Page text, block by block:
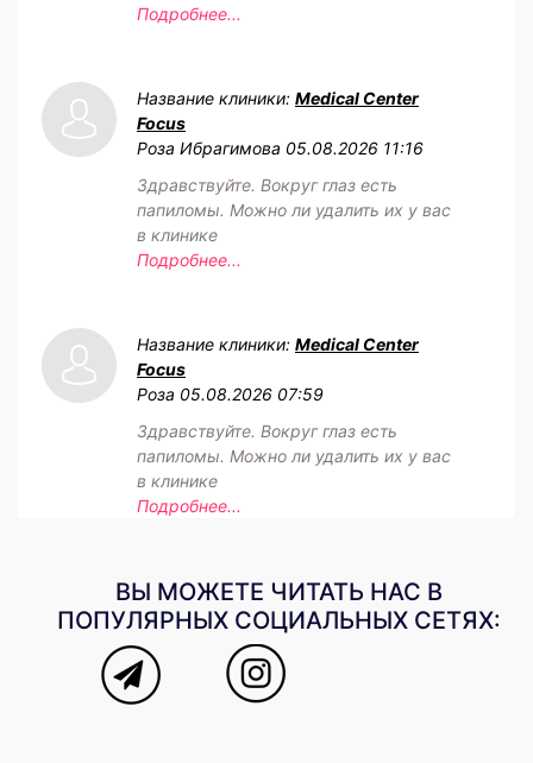
Подробнее...
Название клиники: Medical Center
Focus
Роза Ибрагимова 05.08.2026 11:16
Здравствуйте. Вокруг глаз есть
папиломы. Можно ли удалить их у вас
в клинике
Подробнее...
Название клиники: Medical Center
Focus
Роза 05.08.2026 07:59
Здравствуйте. Вокруг глаз есть
папиломы. Можно ли удалить их у вас
в клинике
Подробнее...
ВЫ МОЖЕТЕ ЧИТАТЬ НАС В
ПОПУЛЯРНЫХ СОЦИАЛЬНЫХ СЕТЯХ: